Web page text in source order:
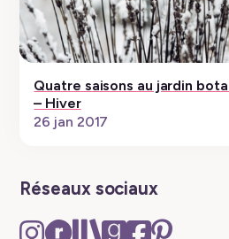
Quatre saisons au jardin
– Hiver
26 jan 2017
Réseaux sociaux
Instagram
Ravelry
TheGoodreads
Facebook
Pinterest